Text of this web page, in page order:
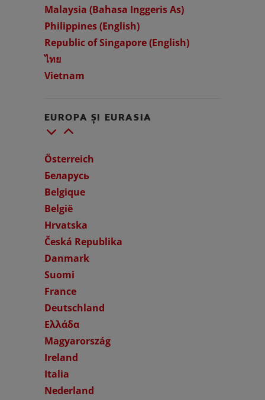
Malaysia (Bahasa Inggeris As)
Philippines (English)
Republic of Singapore (English)
ไทย
Vietnam
EUROPA ȘI EURASIA
Österreich
Беларусь
Belgique
België
Hrvatska
Česká Republika
Danmark
Suomi
France
Deutschland
Ελλάδα
Magyarország
Ireland
Italia
Nederland